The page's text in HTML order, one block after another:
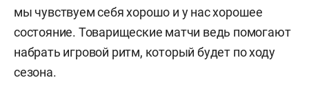
мы чувствуем себя хорошо и у нас хорошее
состояние. Товарищеские матчи ведь помогают
набрать игровой ритм, который будет по ходу
сезона.